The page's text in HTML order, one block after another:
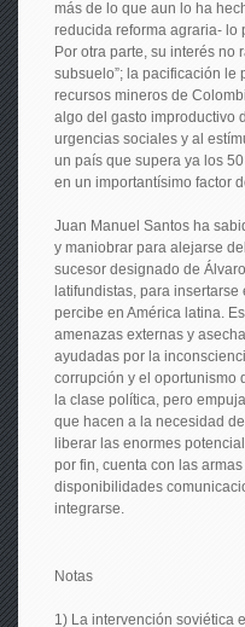
más de lo que aun lo ha
reducida reforma agraria- lo
Por otra parte, su interés no
subsuelo”; la pacificación le
recursos mineros de
algo del gasto improductivo
urgencias sociales y al
un país que supera ya los
en un importantísimo factor
Juan Manuel Santos ha
y maniobrar para alejarse
sucesor designado de
latifundistas, para
percibe en América latina.
amenazas externas y
ayudadas por la
corrupción y el oportunismo
la clase política, pero
que hacen a la necesidad
liberar las enormes
por fin, cuenta con las
disponibilidades
integrarse.
Notas
1) La intervención soviética